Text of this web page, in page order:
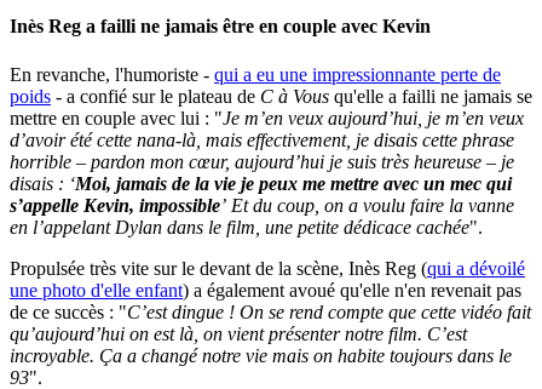
Inès Reg a failli ne jamais être en couple avec Kevin
En revanche, l'humoriste - qui a eu une impressionnante perte de
poids - a confié sur le plateau de C à Vous qu'elle a failli ne jamais se
mettre en couple avec lui : "Je m’en veux aujourd’hui, je m’en veux
d’avoir été cette nana-là, mais effectivement, je disais cette phrase
horrible – pardon mon cœur, aujourd’hui je suis très heureuse – je
disais : ‘Moi, jamais de la vie je peux me mettre avec un mec qui
s’appelle Kevin, impossible’ Et du coup, on a voulu faire la vanne
en l’appelant Dylan dans le film, une petite dédicace cachée".
Propulsée très vite sur le devant de la scène, Inès Reg (qui a dévoilé
une photo d'elle enfant) a également avoué qu'elle n'en revenait pas
de ce succès : "C’est dingue ! On se rend compte que cette vidéo fait
qu’aujourd’hui on est là, on vient présenter notre film. C’est
incroyable. Ça a changé notre vie mais on habite toujours dans le
93".